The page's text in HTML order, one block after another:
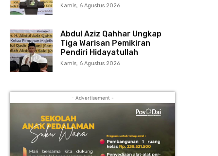
Kamis, 6 Agustus 2026
Abdul Aziz Qahhar Ungkap
Tiga Warisan Pemikiran
Pendiri Hidayatullah
Kamis, 6 Agustus 2026
- Advertisement -